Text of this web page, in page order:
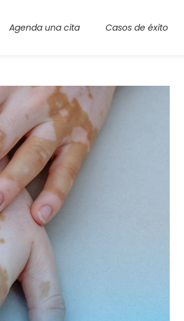
Agenda una cita Casos de éxito